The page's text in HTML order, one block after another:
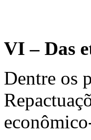
VI – Das
Dentre os